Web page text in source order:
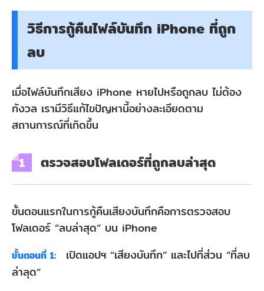
วิธีการกู้คืนไฟล์บันทึก iPhone ที่ถูก
ลบ
เมื่อไฟล์บันทึกเสียง iPhone หายไปหรือถูกลบ ไม่ต้อง
กังวล เรามีวิธีแก้ไขปัญหานี้อย่างละเอียดตาม
สถานการณ์ที่เกิดขึ้น
1 ตรวจสอบโฟลเดอร์ที่ถูกลบล่าสุด
ขั้นตอนแรกในการกู้คืนเสียงบันทึกคือการตรวจสอบ
โฟลเดอร์ “ลบล่าสุด” บน iPhone
ขั้นตอนที่ 1:
เปิดแอปฯ “เสียงบันทึก” และไปที่ส่วน “ที่ลบ
ล่าลุด”